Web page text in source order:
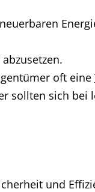
oft eine
sollten sich bei
und